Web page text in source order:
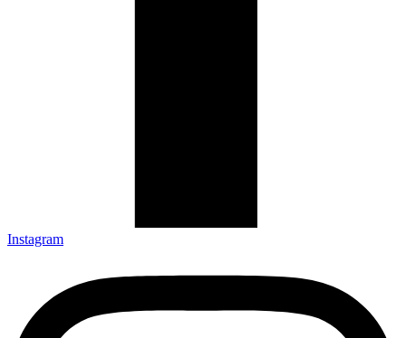
Instagram